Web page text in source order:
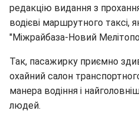
редакцію видання з
водієві маршрутного
"Міжрайбаза-Новий
Так, пасажирку приємно
охайний салон
манера водіння і
людей.